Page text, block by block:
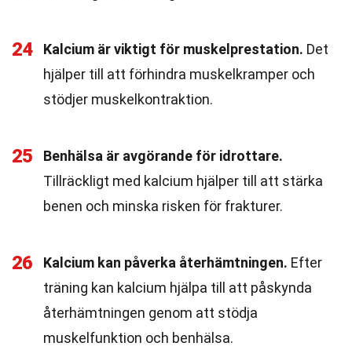
24 Kalcium är viktigt för muskelprestation. Det
hjälper till att förhindra muskelkramper och
stödjer muskelkontraktion.
25
Benhälsa är avgörande för idrottare.
Tillräckligt med kalcium hjälper till att stärka
benen och minska risken för frakturer.
26 Kalcium kan påverka återhämtningen. Efter
träning kan kalcium hjälpa till att påskynda
återhämtningen genom att stödja
muskelfunktion och benhälsa.